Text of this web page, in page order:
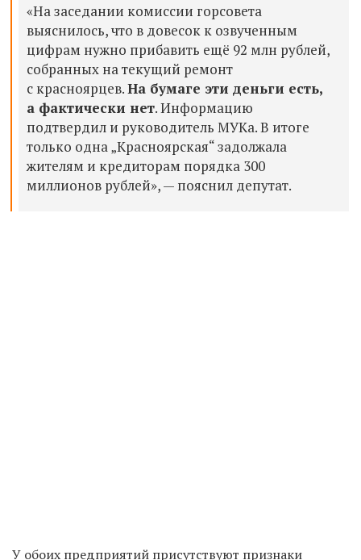
«На заседании комиссии горсовета
выяснилось, что в довесок к озвученным
цифрам нужно прибавить ещё 92 млн рублей,
собранных на текущий ремонт
с красноярцев.На бумаге эти деньги есть,
а фактически нет. Информацию
подтвердил и руководитель МУКа. В итоге
только одна „Красноярская“ задолжала
жителям и кредиторам порядка 300
миллионов рублей», — пояснил депутат.
У обоих предприятий присутствуют признаки